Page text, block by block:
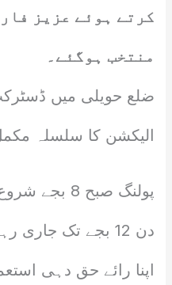
کرتے ہوئے عزیز
منتخب ہوگئے۔
ضلع حویلی میں
الیکشن کا سلسلہ
پولنگ صبح
اپنا رائے حق دہی